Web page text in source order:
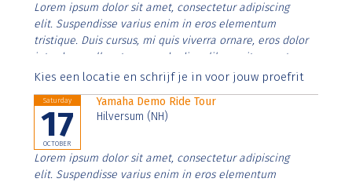
Lorem ipsum dolor sit amet, consectetur adipiscing
elit. Suspendisse varius enim in eros elementum
tristique. Duis cursus, mi quis viverra ornare, eros dolor
interdum nulla, ut commodo diam libero vitae erat.
Aenean faucibus nibh et justo cursus id rutrum lorem
Kies een locatie en schrijf je in voor jouw proefrit
Saturday
17
OCTOBER
Yamaha Demo Ride Tour
Hilversum (NH)
Lorem ipsum dolor sit amet, consectetur adipiscing
elit. Suspendisse varius enim in eros elementum